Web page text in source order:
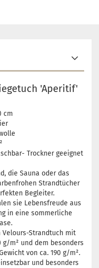
'Aperitif'
cm
Trockner geeignet
die Sauna oder das
Strandtücher
Begleiter.
sie Lebensfreude aus
in eine sommerliche
Velours-Strandtuch mit
g/m² und dem besonders
von ca. 190 g/m².
und besonders